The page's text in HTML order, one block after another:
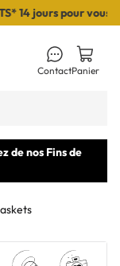
14 jours pour vous
ContactPanier
de nos Fins de